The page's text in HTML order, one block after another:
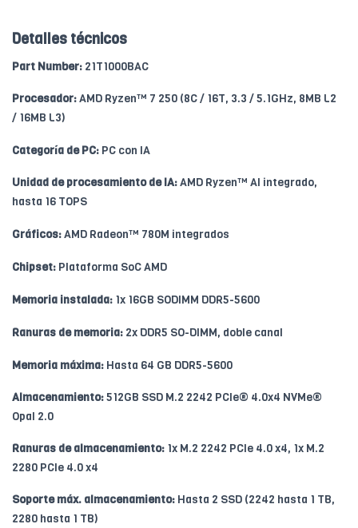
Detalles técnicos
Part Number: 21T1000BAC
Procesador:AMD Ryzen™ 7 250 (8C / 16T, 3.3 / 5.1GHz, 8MB L2
/ 16MB L3)
Categoría de PC: PC con IA
Unidad de procesamiento de IA:AMD Ryzen™ AI integrado,
hasta 16 TOPS
Gráficos:AMD Radeon™ 780M integrados
Chipset: Plataforma SoC AMD
Memoria instalada: 1x 16GB SODIMM DDR5-5600
Ranuras de memoria: 2x DDR5 SO-DIMM, doble canal
Memoria máxima: Hasta 64 GB DDR5-5600
Almacenamiento:512GB SSD M.2 2242 PCIe® 4.0x4 NVMe®
Opal 2.0
Ranuras de almacenamiento: 1x M.2 2242 PCIe 4.0 x4, 1x M.2
2280 PCIe 4.0 x4
Soporte máx. almacenamiento: Hasta 2 SSD (2242 hasta 1 TB,
2280 hasta 1 TB)